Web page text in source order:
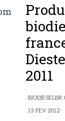
2011
13 FEV 2012